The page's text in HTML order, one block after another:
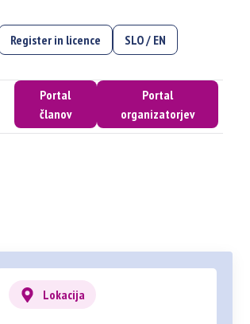
Register in licence SLO / EN
Portal
članov
Portal
organizatorjev
Lokacija